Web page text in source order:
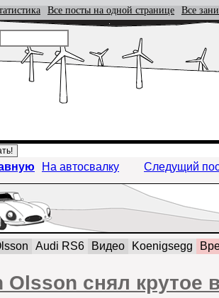
Все посты на одной странице Все
На автосвалку Следущий
Audi RS6 Видео Koenigsegg
Olsson снял крутое